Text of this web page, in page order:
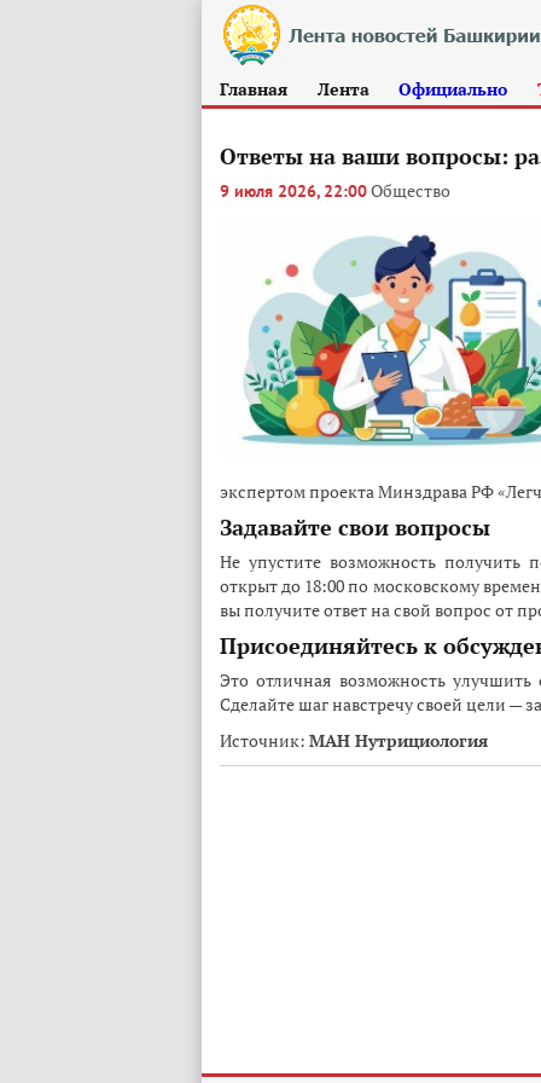
Главная Лента Официально
Ответы на ваши вопросы:
9 июля 2026, 22:00Общество
экспертом проекта Минздрава РФ
Задавайте свои вопросы
Не упустите возможность получить
открыт до 18:00 по московскому
вы получите ответ на свой вопрос от
Присоединяйтесь к
Это отличная возможность
Сделайте шаг навстречу своей цели —
Источник: МАН Нутрициология